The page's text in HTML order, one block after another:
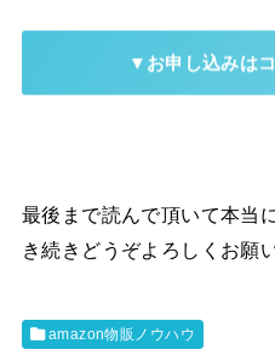
▼お申し込みは
最後まで読んで頂いて本当
き続きどうぞよろしくお願
amazon物販ノウハウ